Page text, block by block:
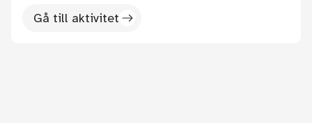
Gå till aktivitet